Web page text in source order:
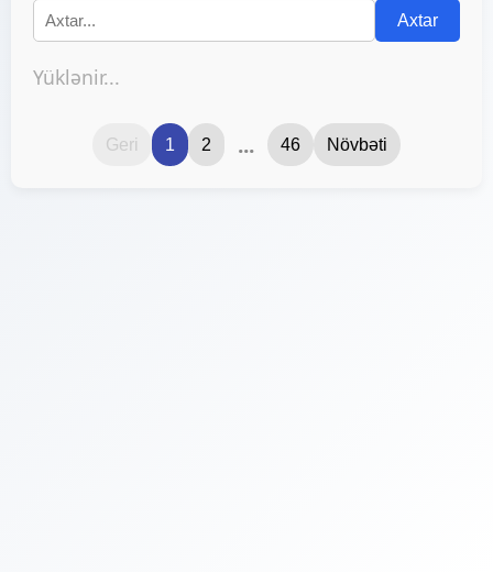
Axtar
Yüklənir...
Geri 1 2 ... 46 Növbəti